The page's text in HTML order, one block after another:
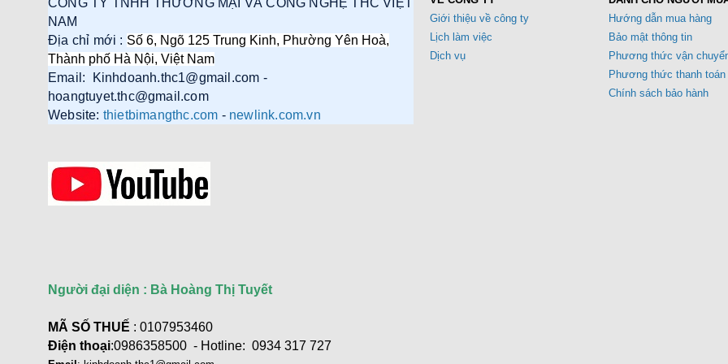
CÔNG TY TNHH THƯƠNG MẠI VÀ CÔNG NGHỆ THC VIỆT
NAM
Địa chỉ mới : Số 6, Ngõ 125 Trung Kinh, Phường Yên Hoà,
Thành phố Hà Nội, Việt Nam
Email: Kinhdoanh.thc1@gmail.com -
hoangtuyet.thc@gmail.com
Website: thietbimangthc.com - newlink.com.vn
Người đại diện : Bà Hoàng Thị Tuyết
MÃ SỐ THUẾ : 0107953460
Điện thoại:0986358500 - Hotline: 0934 317 727
Giới thiệu về công ty
Lịch làm việc
Dịch vụ
Hướng dẫn mua hàng
Bảo mật thông tin
Phương thức vận
Phương thức thanh toán
Chính sách bảo hành